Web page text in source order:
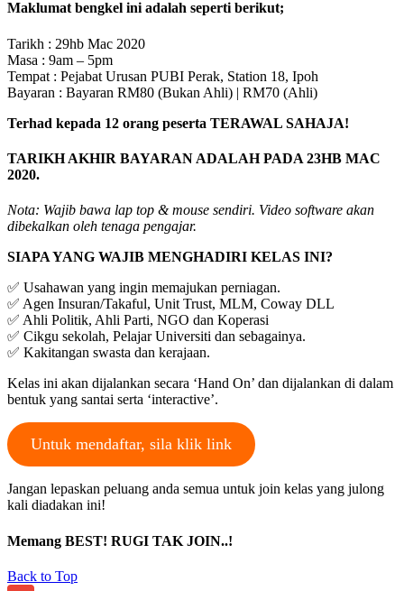
Maklumat bengkel ini adalah seperti berikut;
Tarikh : 29hb Mac 2020
Masa : 9am – 5pm
Tempat : Pejabat Urusan PUBI Perak, Station 18, Ipoh
Bayaran : Bayaran RM80 (Bukan Ahli) | RM70 (Ahli)
Terhad kepada 12 orang peserta TERAWAL SAHAJA!
TARIKH AKHIR BAYARAN ADALAH PADA 23HB MAC
2020.
Nota: Wajib bawa lap top & mouse sendiri. Video software akan
dibekalkan oleh tenaga pengajar.
SIAPA YANG WAJIB MENGHADIRI KELAS INI?
✅ Usahawan yang ingin memajukan perniagan.
✅ Agen Insuran/Takaful, Unit Trust, MLM, Coway DLL
✅ Ahli Politik, Ahli Parti, NGO dan Koperasi
✅ Cikgu sekolah, Pelajar Universiti dan sebagainya.
✅ Kakitangan swasta dan kerajaan.
Kelas ini akan dijalankan secara ‘Hand On’ dan dijalankan di dalam
bentuk yang santai serta ‘interactive’.
Untuk mendaftar, sila klik link
Jangan lepaskan peluang anda semua untuk join kelas yang julong
kali diadakan ini!
Memang BEST! RUGI TAK JOIN..!
Back to Top